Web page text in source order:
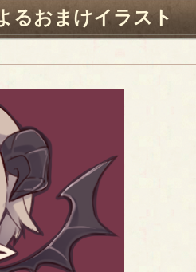
るおまけイラスト